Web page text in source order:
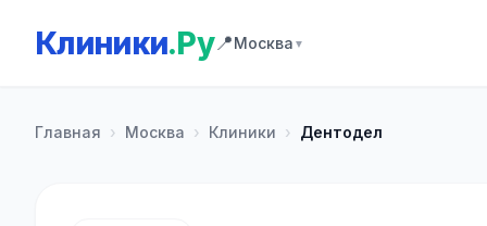
Клиники.Ру📍Москва ▼
Главная › Москва › Клиники › Дентодел